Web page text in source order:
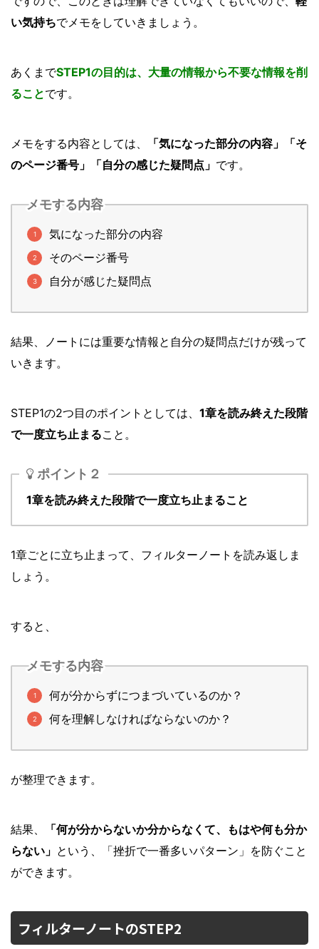
い気持ちでメモをしていきましょう。
あくまでSTEP1の目的は、大量の情報から不要な情報を削
ることです。
メモをする内容としては、
「気になった部分の内容」「そ
のページ番号」「自分の感じた疑問点」 です。
メモする内容
気になった部分の内容
そのページ番号
自分が感じた疑問点
結果、ノートには重要な情報と自分の疑問点だけが残って
いきます。
STEP1の2つ目のポイントとしては、 1章を読み終えた段階
で一度立ち止まること。
ポイント２
1章を読み終えた段階で一度立ち止まること
1章ごとに立ち止まって、フィルターノートを読み返しま
しょう。
すると、
メモする内容
何が分からずにつまづいているのか？
何を理解しなければならないのか？
が整理できます。
結果、
「何が分からないか分からなくて、もはや何も分か
らない」 という、「挫折で一番多いパターン」を防ぐこと
ができます。
フィルターノートのSTEP2